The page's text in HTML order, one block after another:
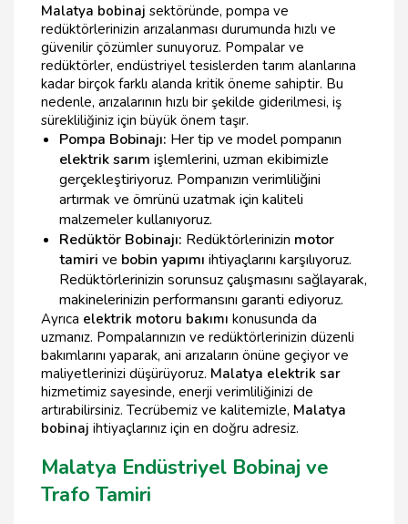
Malatya bobinaj sektöründe, pompa ve
redüktörlerinizin arızalanması durumunda hızlı ve
güvenilir çözümler sunuyoruz. Pompalar ve
redüktörler, endüstriyel tesislerden tarım alanlarına
kadar birçok farklı alanda kritik öneme sahiptir. Bu
nedenle, arızalarının hızlı bir şekilde giderilmesi, iş
sürekliliğiniz için büyük önem taşır.
Pompa Bobinajı: Her tip ve model pompanın
elektrik sarım işlemlerini, uzman ekibimizle
gerçekleştiriyoruz. Pompanızın verimliliğini
artırmak ve ömrünü uzatmak için kaliteli
malzemeler kullanıyoruz.
Redüktör Bobinajı: Redüktörlerinizin motor
tamiri ve bobin yapımı ihtiyaçlarını karşılıyoruz.
Redüktörlerinizin sorunsuz çalışmasını sağlayarak,
makinelerinizin performansını garanti ediyoruz.
Ayrıca elektrik motoru bakımı konusunda da
uzmanız. Pompalarınızın ve redüktörlerinizin düzenli
bakımlarını yaparak, ani arızaların önüne geçiyor ve
maliyetlerinizi düşürüyoruz. Malatya elektrik sar
hizmetimiz sayesinde, enerji verimliliğinizi de
artırabilirsiniz. Tecrübemiz ve kalitemizle, Malatya
bobinaj ihtiyaçlarınız için en doğru adresiz.
Malatya Endüstriyel Bobinaj ve
Trafo Tamiri